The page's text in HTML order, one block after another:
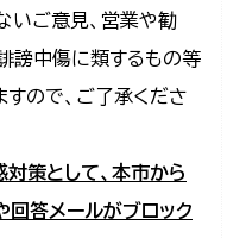
いご意見、営業や勧
謗中傷に類するもの等
ので、ご了承くださ
策として、本市から
回答メールがブロック